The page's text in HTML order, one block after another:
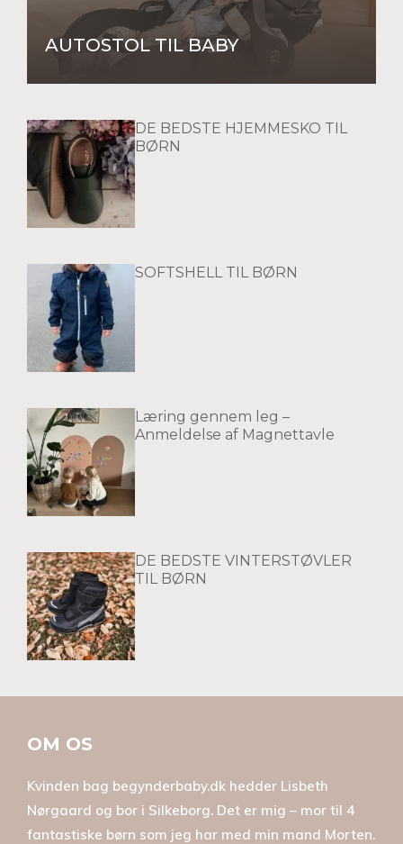
AUTOSTOL TIL BABY
DE BEDSTE HJEMMESKO TIL
BØRN
SOFTSHELL TIL BØRN
Læring gennem leg –
Anmeldelse af Magnettavle
DE BEDSTE VINTERSTØVLER
TIL BØRN
OM OS
Kvinden bag begynderbaby.dk hedder Lisbeth
Nørgaard og bor i Silkeborg. Det er mig – mor til 4
fantastiske børn som jeg har med min mand Morten.